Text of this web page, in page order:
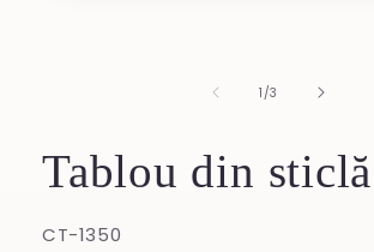
1 /of
3
Tablou din sticlă
SKU:
CT-1350